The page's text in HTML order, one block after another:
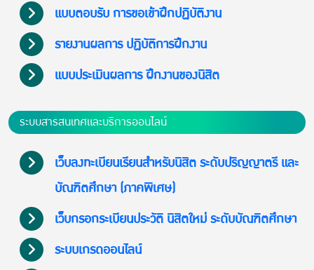
แบบตอบรับ การขอเข้าฝึกปฏิบัติงาน
รายงานผลการ ปฏิบัติการฝึกงาน
แบบประเมินผลการ ฝึกงานของนิสิต
ระบบสารสนเทศและบริการออนไลน์
เว็บลงทะเบียนเรียนสำหรับนิสิต ระดับปริญญาตรี และ
บัณฑิตศึกษา (ภาคพิเศษ)
เว็บกรอกระเบียนประวัติ นิสิตใหม่ ระดับบัณฑิตศึกษา
ระบบเกรดออนไลน์